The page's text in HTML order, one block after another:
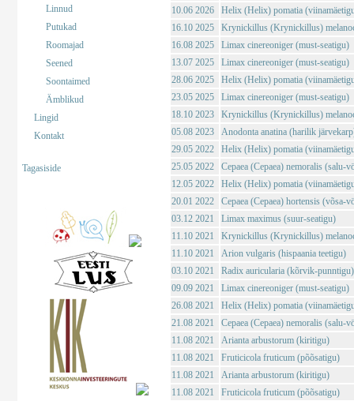
Linnud
Putukad
Roomajad
Seened
Soontaimed
Ämblikud
Lingid
Kontakt
Tagasiside
10.06 2026
Helix (Helix) pomatia
16.10 2025
Krynickillus (Krynickillus)
16.08 2025
Limax cinereoniger (must-seatigu)
13.07 2025
Limax cinereoniger (must-seatigu)
28.06 2025
Helix (Helix) pomatia
23.05 2025
Limax cinereoniger (must-seatigu)
18.10 2023
Krynickillus (Krynickillus)
05.08 2023
Anodonta anatina (harilik
29.05 2022
Helix (Helix) pomatia
25.05 2022
Cepaea (Cepaea) nemoralis (salu-
12.05 2022
Helix (Helix) pomatia
20.01 2022
Cepaea (Cepaea) hortensis (võsa-
03.12 2021
Limax maximus (suur-seatigu)
11.10 2021
Krynickillus (Krynickillus)
11.10 2021
Arion vulgaris (hispaania teetigu)
03.10 2021
Radix auricularia (kõrvik-punntigu)
09.09 2021
Limax cinereoniger (must-seatigu)
26.08 2021
Helix (Helix) pomatia
21.08 2021
Cepaea (Cepaea) nemoralis (salu-
11.08 2021
Arianta arbustorum (kiritigu)
11.08 2021
Fruticicola fruticum (põõsatigu)
11.08 2021
Arianta arbustorum (kiritigu)
11.08 2021
Fruticicola fruticum (põõsatigu)